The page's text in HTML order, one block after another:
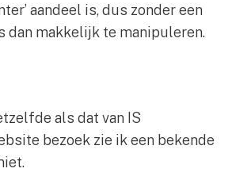
aandeel is, dus zonder een
dan makkelijk te manipuleren.
als dat van IS
bezoek zie ik een bekende